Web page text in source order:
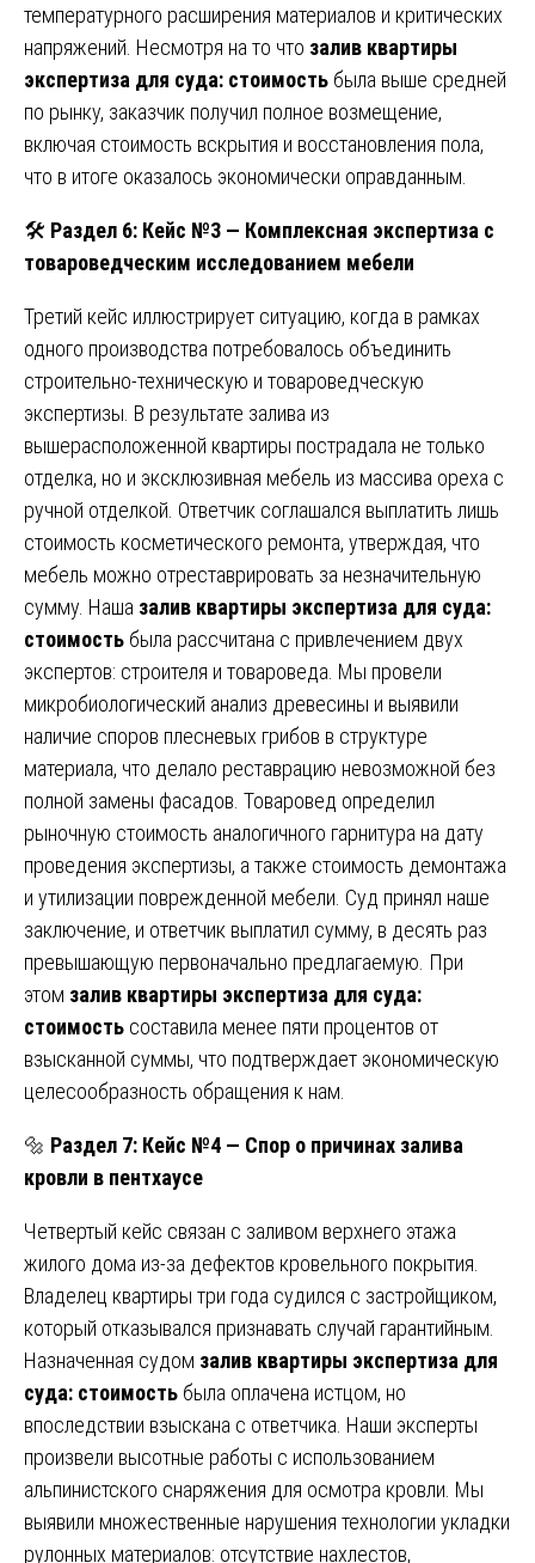
температурного расширения материалов и критических
напряжений. Несмотря на то что залив квартиры
экспертиза для суда: стоимость была выше средней
по рынку, заказчик получил полное возмещение,
включая стоимость вскрытия и восстановления пола,
что в итоге оказалось экономически оправданным.
🛠️ Раздел 6: Кейс №3 — Комплексная экспертиза с
товароведческим исследованием мебели
Третий кейс иллюстрирует ситуацию, когда в рамках
одного производства потребовалось объединить
строительно-техническую и товароведческую
экспертизы. В результате залива из
вышерасположенной квартиры пострадала не только
отделка, но и эксклюзивная мебель из массива ореха с
ручной отделкой. Ответчик соглашался выплатить лишь
стоимость косметического ремонта, утверждая, что
мебель можно отреставрировать за незначительную
сумму. Наша залив квартиры экспертиза для суда:
стоимость была рассчитана с привлечением двух
экспертов: строителя и товароведа. Мы провели
микробиологический анализ древесины и выявили
наличие споров плесневых грибов в структуре
материала, что делало реставрацию невозможной без
полной замены фасадов. Товаровед определил
рыночную стоимость аналогичного гарнитура на дату
проведения экспертизы, а также стоимость демонтажа
и утилизации поврежденной мебели. Суд принял наше
заключение, и ответчик выплатил сумму, в десять раз
превышающую первоначально предлагаемую. При
этом залив квартиры экспертиза для суда:
стоимость составила менее пяти процентов от
взысканной суммы, что подтверждает экономическую
целесообразность обращения к нам.
🔩 Раздел 7: Кейс №4 — Спор о причинах залива
кровли в пентхаусе
Четвертый кейс связан с заливом верхнего этажа
жилого дома из-за дефектов кровельного покрытия.
Владелец квартиры три года судился с застройщиком,
который отказывался признавать случай гарантийным.
Назначенная судом залив квартиры экспертиза для
суда: стоимость была оплачена истцом, но
впоследствии взыскана с ответчика. Наши эксперты
произвели высотные работы с использованием
альпинистского снаряжения для осмотра кровли. Мы
выявили множественные нарушения технологии укладки
рулонных материалов: отсутствие нахлестов,